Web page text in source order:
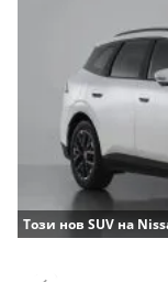
Този нов SUV на